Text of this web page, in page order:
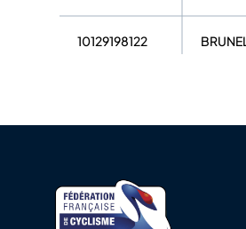
10129198122 BRUNEL
10147630344